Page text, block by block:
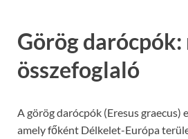
Görög darócpók:
összefoglaló
A görög darócpók (Eresus graecus)
amely főként Délkelet-Európa